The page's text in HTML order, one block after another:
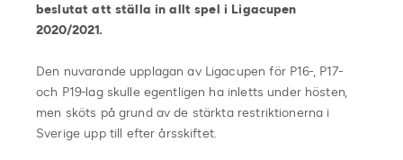
beslutat att ställa in allt spel i Ligacupen
2020/2021.
Den nuvarande upplagan av Ligacupen för P16-, P17-
och P19-lag skulle egentligen ha inletts under hösten,
men sköts på grund av de stärkta restriktionerna i
Sverige upp till efter årsskiftet.